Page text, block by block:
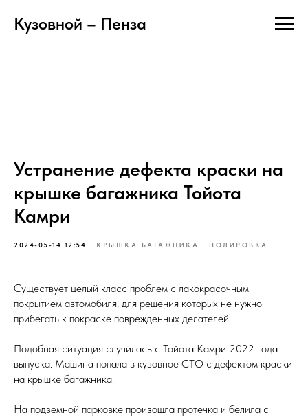
Кузовной – Пенза
Устранение дефекта краски на
крышке багажника Тойота
Камри
2024-05-14 12:54 КРЫШКА БАГАЖНИКА ПОЛИРОВКА
Существует целый класс проблем с лакокрасочным
покрытием автомобиля, для решения которых не нужно
прибегать к покраске поврежденных делателей.
Подобная ситуация случилась с Тойота Камри 2022 года
выпуска. Машина попала в кузовное СТО с дефектом краски
на крышке багажника.
На подземной парковке произошла протечка и белила с